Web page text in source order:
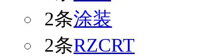
2条涂装
2条RZCRT